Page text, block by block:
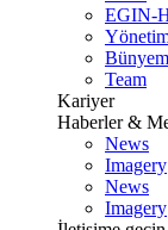
EGIN-
Team
Kariyer
Haberler &
News
Imagery
News
Imagery